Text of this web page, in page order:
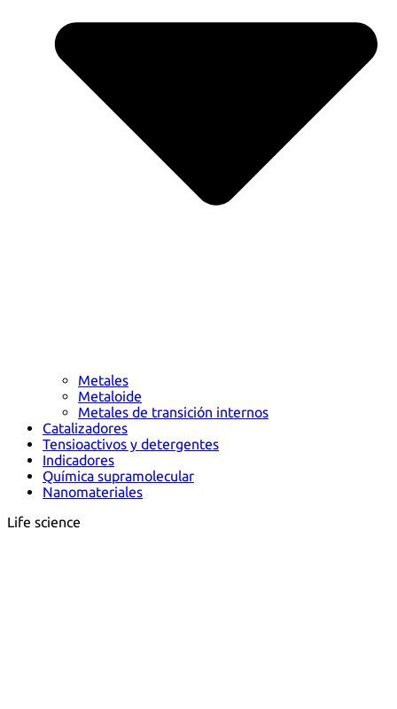
Metales
Metaloide
Metales de transición internos
Catalizadores
Tensioactivos y detergentes
Indicadores
Química supramolecular
Nanomateriales
Life science